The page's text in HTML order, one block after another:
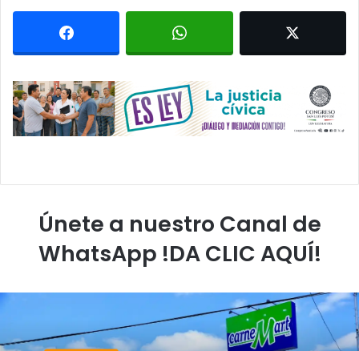
Únete a nuestro Canal de
WhatsApp !DA CLIC AQUÍ!